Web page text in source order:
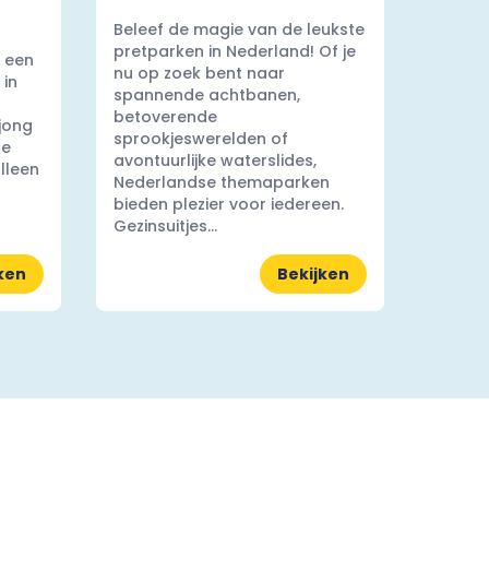
Beleef de magie van de leukste
pretparken in Nederland! Of je
nu op zoek bent naar
spannende achtbanen,
betoverende
sprookjeswerelden of
avontuurlijke waterslides,
Nederlandse themaparken
bieden plezier voor iedereen.
Gezinsuitjes...
Bekijken